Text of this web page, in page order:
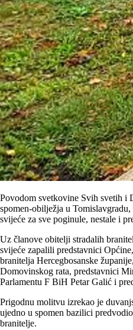
Povodom svetkovine Svih svetih i
spomen-obilježja u
svijeće za sve poginule, nestale i
Uz članove obitelji stradalih
svijeće zapalili predstavnici
branitelja Hercegbosanske
Domovinskog rata, predstavnici
Parlamentu F BiH Petar Galić i
Prigodnu molitvu izrekao je
ujedno u spomen bazilici
branitelje.